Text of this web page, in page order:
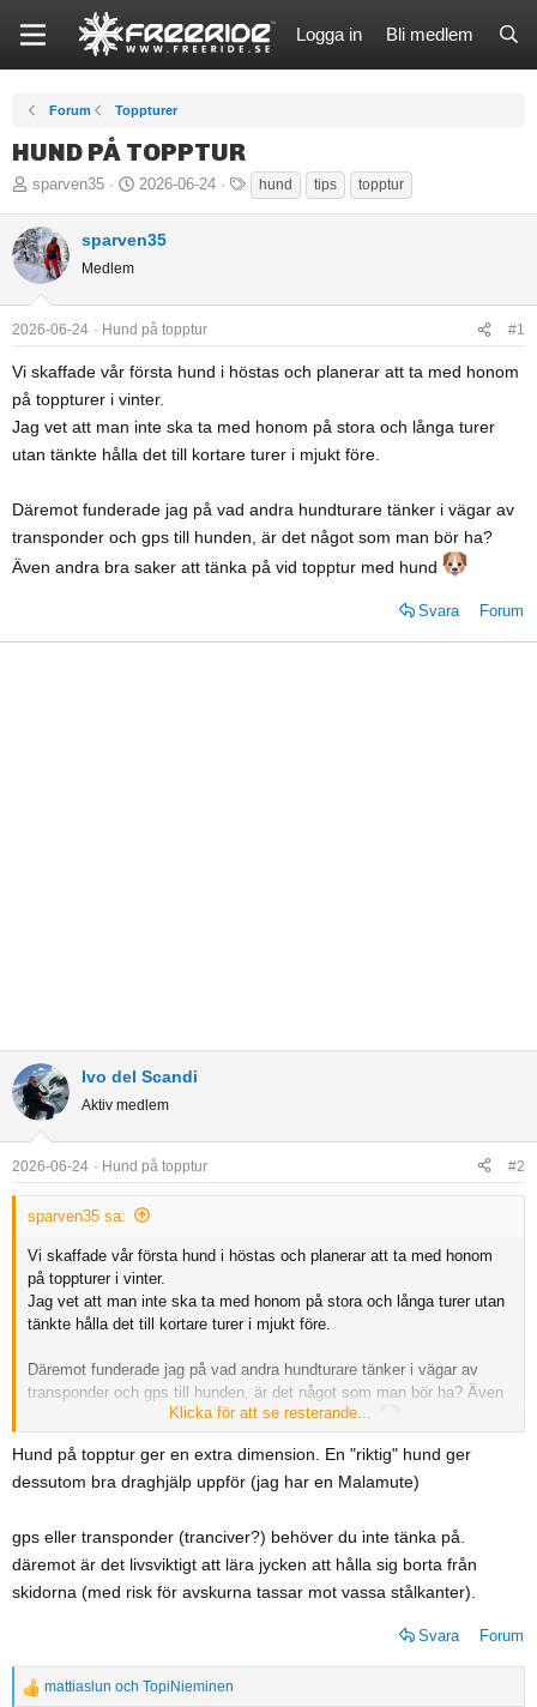
Logga in Bli medlem
Forum Toppturer
HUND PÅ TOPPTUR
T
r
å
d
s
a
r
a
sparven35
S
t
a
a
t
u
m
2026-06-24
a
hund tips topptur
sparven35
Medlem
2026-06-24 Hund på topptur #1
Vi skaffade vår första hund i höstas och planerar att ta med honom
på toppturer i vinter.
Jag vet att man inte ska ta med honom på stora och långa turer
utan tänkte hålla det till kortare turer i mjukt före.
Däremot funderade jag på vad andra hundturare tänker i vägar av
transponder och gps till hunden, är det något som man bör ha?
Även andra bra saker att tänka på vid topptur med hund
Svara Forum
Ivo del Scandi
Aktiv medlem
2026-06-24 Hund på topptur #2
sparven35 sa:
Vi skaffade vår första hund i höstas och planerar att ta med honom
på toppturer i vinter.
Jag vet att man inte ska ta med honom på stora och långa turer utan
tänkte hålla det till kortare turer i mjukt före.
Däremot funderade jag på vad andra hundturare tänker i vägar av
transponder och gps till hunden, är det något som man bör ha? Även
andra bra saker att tänka på vid topptur med hund
Klicka för att se resterande...
Hund på topptur ger en extra dimension. En "riktig" hund ger
dessutom bra draghjälp uppför (jag har en Malamute)
gps eller transponder (tranciver?) behöver du inte tänka på.
däremot är det livsviktigt att lära jycken att hålla sig borta från
skidorna (med risk för avskurna tassar mot vassa stålkanter).
Svara Forum
R
mattiaslun och TopiNieminen